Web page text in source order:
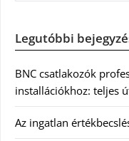
Legutóbbi
BNC csatlakozók
installációkhoz: teljes
Az ingatlan